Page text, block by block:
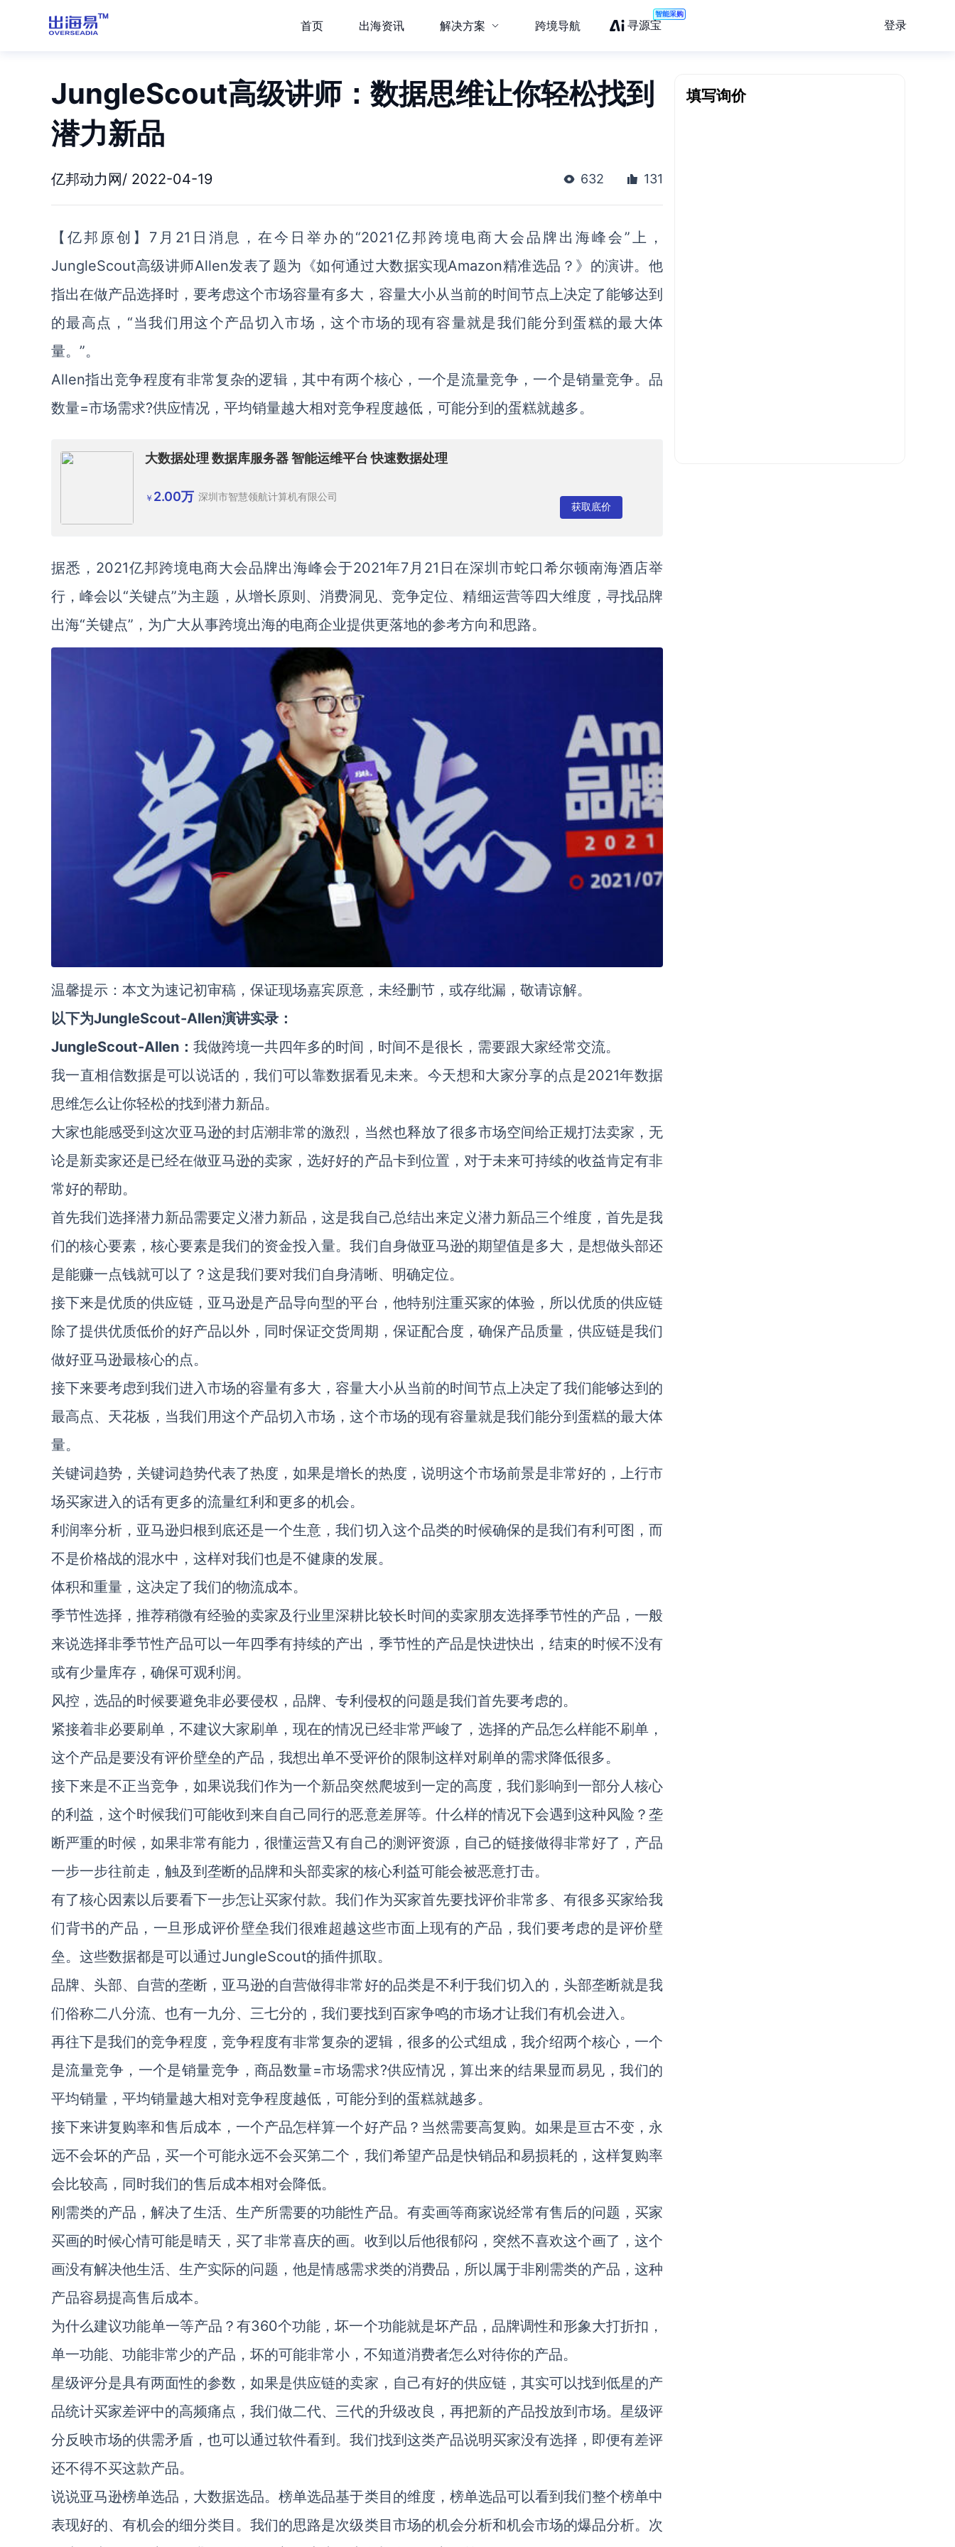
首页 出海资讯 解决方案 跨境导航 寻源宝
智能采购
登录
JungleScout高级讲师：数据思维让你轻松找到
潜力新品
亿邦动力网/ 2022-04-19 632 131
【亿邦原创】7月21日消息，在今日举办的“2021亿邦跨境电商大会品牌出海峰会”上，
JungleScout高级讲师Allen发表了题为《如何通过大数据实现Amazon精准选品？》的演讲。他
指出在做产品选择时，要考虑这个市场容量有多大，容量大小从当前的时间节点上决定了能够达到
的最高点，“当我们用这个产品切入市场，这个市场的现有容量就是我们能分到蛋糕的最大体
量。”。
Allen指出竞争程度有非常复杂的逻辑，其中有两个核心，一个是流量竞争，一个是销量竞争。品
数量=市场需求?供应情况，平均销量越大相对竞争程度越低，可能分到的蛋糕就越多。
大数据处理 数据库服务器 智能运维平台 快速数据处理
￥ 2.00万 深圳市智慧领航计算机有限公司
获取底价
据悉，2021亿邦跨境电商大会品牌出海峰会于2021年7月21日在深圳市蛇口希尔顿南海酒店举
行，峰会以“关键点”为主题，从增长原则、消费洞见、竞争定位、精细运营等四大维度，寻找品牌
出海“关键点”，为广大从事跨境出海的电商企业提供更落地的参考方向和思路。
温馨提示：本文为速记初审稿，保证现场嘉宾原意，未经删节，或存纰漏，敬请谅解。
以下为JungleScout-Allen演讲实录：
JungleScout-Allen： 我做跨境一共四年多的时间，时间不是很长，需要跟大家经常交流。
我一直相信数据是可以说话的，我们可以靠数据看见未来。今天想和大家分享的点是2021年数据
思维怎么让你轻松的找到潜力新品。
大家也能感受到这次亚马逊的封店潮非常的激烈，当然也释放了很多市场空间给正规打法卖家，无
论是新卖家还是已经在做亚马逊的卖家，选好好的产品卡到位置，对于未来可持续的收益肯定有非
常好的帮助。
首先我们选择潜力新品需要定义潜力新品，这是我自己总结出来定义潜力新品三个维度，首先是我
们的核心要素，核心要素是我们的资金投入量。我们自身做亚马逊的期望值是多大，是想做头部还
是能赚一点钱就可以了？这是我们要对我们自身清晰、明确定位。
接下来是优质的供应链，亚马逊是产品导向型的平台，他特别注重买家的体验，所以优质的供应链
除了提供优质低价的好产品以外，同时保证交货周期，保证配合度，确保产品质量，供应链是我们
做好亚马逊最核心的点。
接下来要考虑到我们进入市场的容量有多大，容量大小从当前的时间节点上决定了我们能够达到的
最高点、天花板，当我们用这个产品切入市场，这个市场的现有容量就是我们能分到蛋糕的最大体
量。
关键词趋势，关键词趋势代表了热度，如果是增长的热度，说明这个市场前景是非常好的，上行市
场买家进入的话有更多的流量红利和更多的机会。
利润率分析，亚马逊归根到底还是一个生意，我们切入这个品类的时候确保的是我们有利可图，而
不是价格战的混水中，这样对我们也是不健康的发展。
体积和重量，这决定了我们的物流成本。
季节性选择，推荐稍微有经验的卖家及行业里深耕比较长时间的卖家朋友选择季节性的产品，一般
来说选择非季节性产品可以一年四季有持续的产出，季节性的产品是快进快出，结束的时候不没有
或有少量库存，确保可观利润。
风控，选品的时候要避免非必要侵权，品牌、专利侵权的问题是我们首先要考虑的。
紧接着非必要刷单，不建议大家刷单，现在的情况已经非常严峻了，选择的产品怎么样能不刷单，
这个产品是要没有评价壁垒的产品，我想出单不受评价的限制这样对刷单的需求降低很多。
接下来是不正当竞争，如果说我们作为一个新品突然爬坡到一定的高度，我们影响到一部分人核心
的利益，这个时候我们可能收到来自自己同行的恶意差屏等。什么样的情况下会遇到这种风险？垄
断严重的时候，如果非常有能力，很懂运营又有自己的测评资源，自己的链接做得非常好了，产品
一步一步往前走，触及到垄断的品牌和头部卖家的核心利益可能会被恶意打击。
有了核心因素以后要看下一步怎让买家付款。我们作为买家首先要找评价非常多、有很多买家给我
们背书的产品，一旦形成评价壁垒我们很难超越这些市面上现有的产品，我们要考虑的是评价壁
垒。这些数据都是可以通过JungleScout的插件抓取。
品牌、头部、自营的垄断，亚马逊的自营做得非常好的品类是不利于我们切入的，头部垄断就是我
们俗称二八分流、也有一九分、三七分的，我们要找到百家争鸣的市场才让我们有机会进入。
再往下是我们的竞争程度，竞争程度有非常复杂的逻辑，很多的公式组成，我介绍两个核心，一个
是流量竞争，一个是销量竞争，商品数量=市场需求?供应情况，算出来的结果显而易见，我们的
平均销量，平均销量越大相对竞争程度越低，可能分到的蛋糕就越多。
接下来讲复购率和售后成本，一个产品怎样算一个好产品？当然需要高复购。如果是亘古不变，永
远不会坏的产品，买一个可能永远不会买第二个，我们希望产品是快销品和易损耗的，这样复购率
会比较高，同时我们的售后成本相对会降低。
刚需类的产品，解决了生活、生产所需要的功能性产品。有卖画等商家说经常有售后的问题，买家
买画的时候心情可能是晴天，买了非常喜庆的画。收到以后他很郁闷，突然不喜欢这个画了，这个
画没有解决他生活、生产实际的问题，他是情感需求类的消费品，所以属于非刚需类的产品，这种
产品容易提高售后成本。
为什么建议功能单一等产品？有360个功能，坏一个功能就是坏产品，品牌调性和形象大打折扣，
单一功能、功能非常少的产品，坏的可能非常小，不知道消费者怎么对待你的产品。
星级评分是具有两面性的参数，如果是供应链的卖家，自己有好的供应链，其实可以找到低星的产
品统计买家差评中的高频痛点，我们做二代、三代的升级改良，再把新的产品投放到市场。星级评
分反映市场的供需矛盾，也可以通过软件看到。我们找到这类产品说明买家没有选择，即便有差评
还不得不买这款产品。
说说亚马逊榜单选品，大数据选品。榜单选品基于类目的维度，榜单选品可以看到我们整个榜单中
表现好的、有机会的细分类目。我们的思路是次级类目市场的机会分析和机会市场的爆品分析。次
填写询价